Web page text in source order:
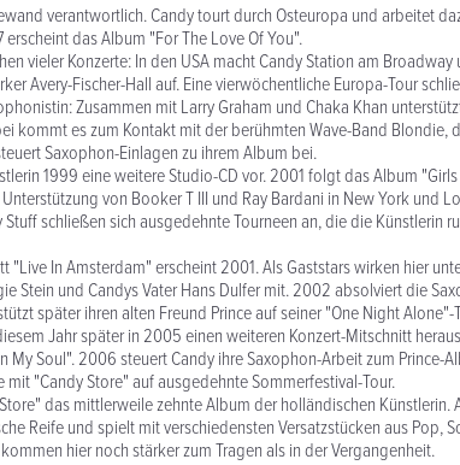
verantwortlich. Candy tourt durch Osteuropa und arbeitet
das Album "For The Love Of You".
vieler Konzerte: In den USA macht Candy Station am
Avery-Fischer-Hall auf. Eine vierwöchentliche Europa-Tour
Zusammen mit Larry Graham und Chaka Khan
kommt es zum Kontakt mit der berühmten Wave-Band Blondie,
Saxophon-Einlagen zu ihrem Album bei.
1999 eine weitere Studio-CD vor. 2001 folgt das Album
von Booker T III und Ray Bardani in New York und
schließen sich ausgedehnte Tourneen an, die die Künstlerin
"Live In Amsterdam" erscheint 2001. Als Gaststars wirken hier
Stein und Candys Vater Hans Dulfer mit. 2002 absolviert die
später ihren alten Freund Prince auf seiner "One Night Alone"-
Jahr später in 2005 einen weiteren Konzert-Mitschnitt
My Soul". 2006 steuert Candy ihre Saxophon-Arbeit zum Prince-
mit "Candy Store" auf ausgedehnte Sommerfestival-Tour.
das mittlerweile zehnte Album der holländischen Künstlerin.
Reife und spielt mit verschiedensten Versatzstücken aus Pop,
hier noch stärker zum Tragen als in der Vergangenheit.